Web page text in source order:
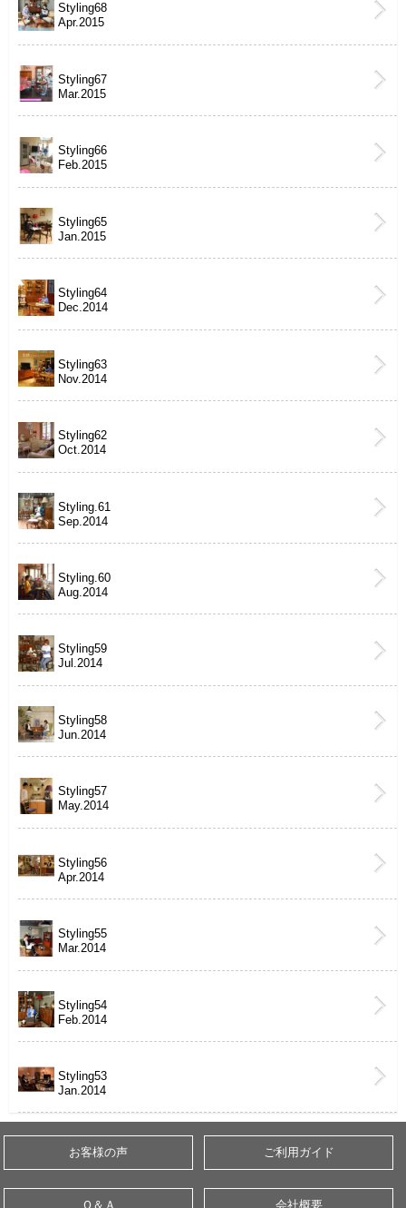
Styling68
Apr.2015
Styling67
Mar.2015
Styling66
Feb.2015
Styling65
Jan.2015
Styling64
Dec.2014
Styling63
Nov.2014
Styling62
Oct.2014
Styling.61
Sep.2014
Styling.60
Aug.2014
Styling59
Jul.2014
Styling58
Jun.2014
Styling57
May.2014
Styling56
Apr.2014
Styling55
Mar.2014
Styling54
Feb.2014
Styling53
Jan.2014
お客様の声 ご利用ガイド
Ｑ＆Ａ 会社概要